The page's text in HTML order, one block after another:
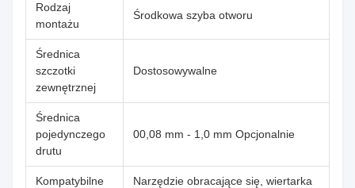
Rodzaj
montażu
Środkowa szyba otworu
Średnica
szczotki
zewnętrznej
Dostosowywalne
Średnica
pojedynczego
drutu
00,08 mm - 1,0 mm Opcjonalnie
Kompatybilne
Narzędzie obracające się, wiertarka